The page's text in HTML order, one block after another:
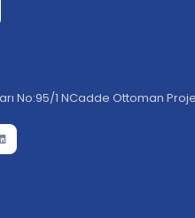
No:95/1 NCadde Ottoman